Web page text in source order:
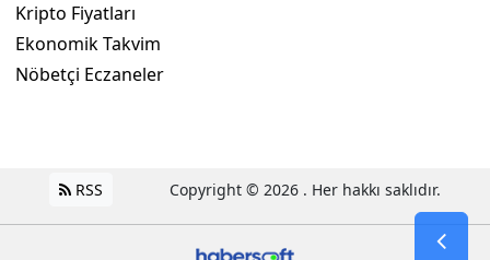
Kripto Fiyatları
Ekonomik Takvim
Nöbetçi Eczaneler
RSS Copyright © 2026 . Her hakkı saklıdır.